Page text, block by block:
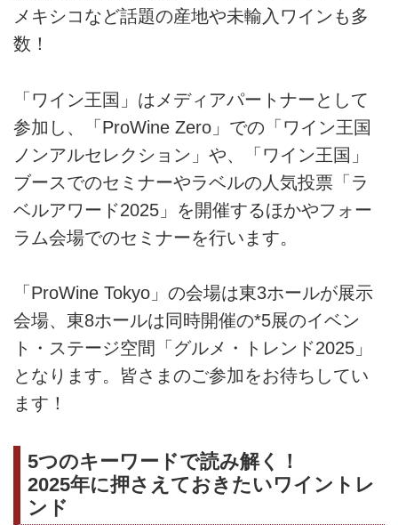
メキシコなど話題の産地や未輸入ワインも多
数！
「ワイン王国」はメディアパートナーとして
参加し、「ProWine Zero」での「ワイン王国
ノンアルセレクション」や、「ワイン王国」
ブースでのセミナーやラベルの人気投票「ラ
ベルアワード2025」を開催するほかやフォー
ラム会場でのセミナーを行います。
「ProWine Tokyo」の会場は東3ホールが展示
会場、東8ホールは同時開催の*5展のイベン
ト・ステージ空間「グルメ・トレンド2025」
となります。皆さまのご参加をお待ちしてい
ます！
5つのキーワードで読み解く！
2025年に押さえておきたいワイントレ
ンド